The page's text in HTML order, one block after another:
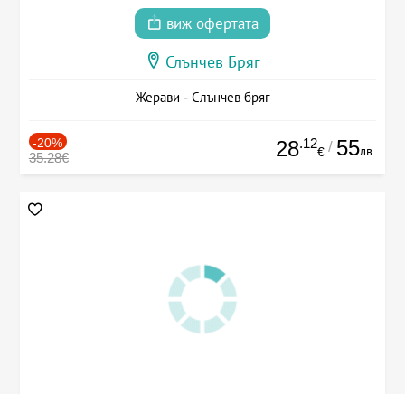
виж офертата
Слънчев Бряг
Жерави - Слънчев бряг
-20%
35.28€ 28.12
€ / 55лв.